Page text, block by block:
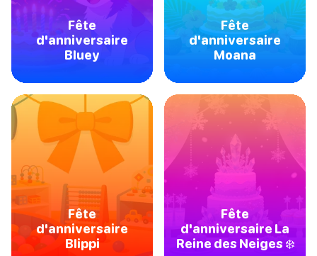
Fête
d'anniversaire
Bluey
Fête
d'anniversaire
Moana
Fête
d'anniversaire
Blippi
Fête
d'anniversaire La
Reine des Neiges ❄️